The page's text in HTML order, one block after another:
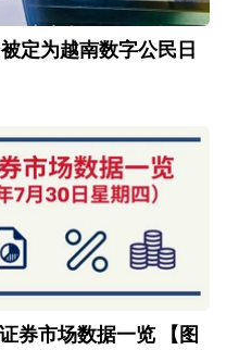
定为越南数字公民日
券市场数据一览 【图